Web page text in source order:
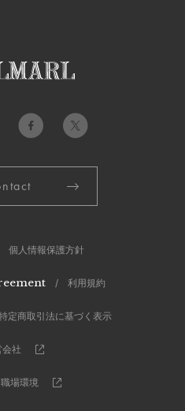
個人情報保護方針
/ 利用規約
定商取引法に基づく表示
社
場環境